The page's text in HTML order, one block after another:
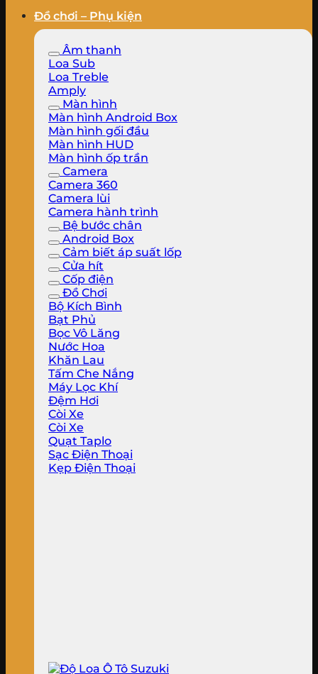
Đồ chơi – Phụ kiện
Âm thanh
Loa Sub
Loa Treble
Amply
Màn hình
Màn hình Android Box
Màn hình gối đầu
Màn hình HUD
Màn hình ốp trần
Camera
Camera 360
Camera lùi
Camera hành trình
Bệ bước chân
Android Box
Cảm biết áp suất lốp
Cửa hít
Cốp điện
Đồ Chơi
Bộ Kích Bình
Bạt Phủ
Bọc Vô Lăng
Nước Hoa
Khăn Lau
Tấm Che Nắng
Máy Lọc Khí
Đệm Hơi
Còi Xe
Còi Xe
Quạt Taplo
Sạc Điện Thoại
Kẹp Điện Thoại